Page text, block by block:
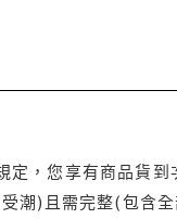
定，您享有商品貨
潮)且需完整(包含